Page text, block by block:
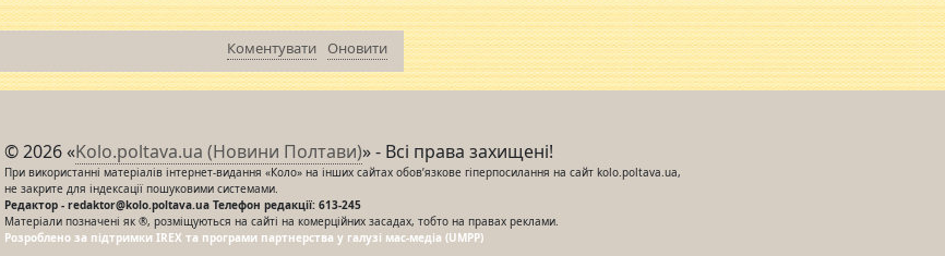
Оновити
Коментувати
© 2026 «Kolo.poltava.ua (Новини Полтави)» - Всі права захищені!
При використанні матеріалів інтернет-видання «Коло» на інших сайтах обов’язкове гіперпосилання на сайт kolo.poltava.ua,
не закрите для індексації пошуковими системами.
Редактор - redaktor@kolo.poltava.ua Телефон редакції: 613-245
Матеріали позначені як ®, розміщуються на сайті на комерційних засадах, тобто на правах реклами.
Розроблено за підтримки IREX та програми партнерства у галузі мас-медіа (UMPP)